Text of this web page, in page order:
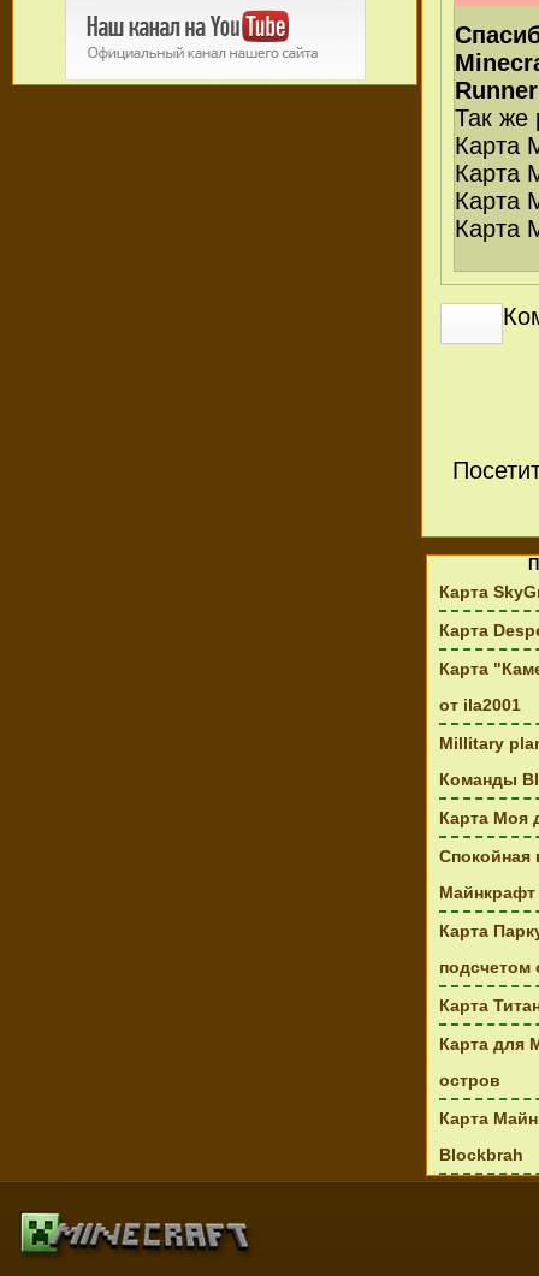
Так же
Карта
Карта
Карта
Карта
Карта
Карта
Карта
от ila2001
Millitary
Команды
Карта Моя
Спокойная
Майнкрафт
Карта
подсчетом
Карта
Карта для
остров
Карта
Blockbrah